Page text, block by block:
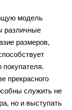
модель
различные
размеров,
прекрасного
служить не
но и выступать